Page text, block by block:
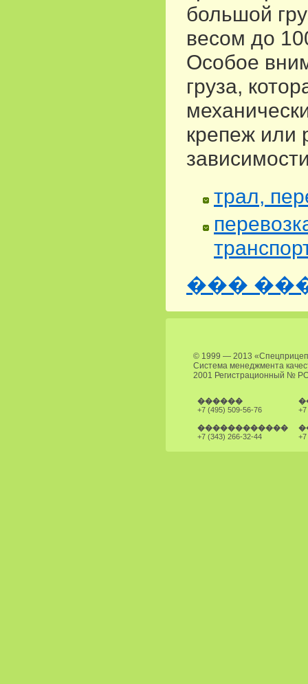
большой
весом до
Особое
груза,
крепеж или
трал,
���
© 1999 — 2013
Система менеджмента
2001 Регистрационный №
������
+7 (495) 509-56-76
������������
+7 (343) 266-32-44